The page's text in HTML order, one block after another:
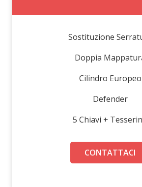
Sostituzione
Doppia
Cilindro Europeo
Defender
5 Chiavi +
CONTATTACI